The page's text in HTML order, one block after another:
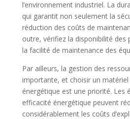
l’environnement industriel. La
qui garantit non seulement la
réduction des coûts de
outre, vérifiez la disponibilité des
la facilité de maintenance des
Par ailleurs, la gestion des
importante, et choisir un
énergétique est une priorité. Les
efficacité énergétique peuvent
considérablement les coûts